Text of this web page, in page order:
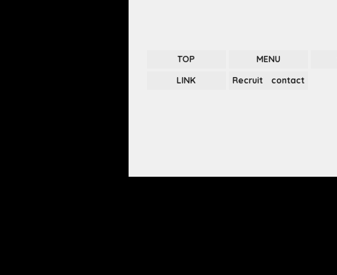
TOP MENU
LINK
Recruit contact